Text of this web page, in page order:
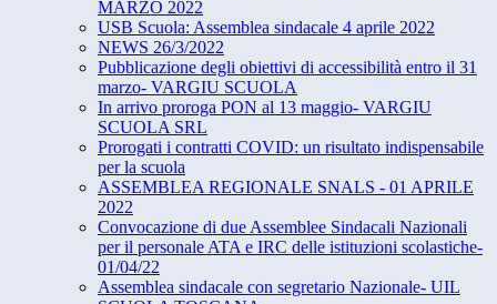
MARZO 2022
USB Scuola: Assemblea sindacale 4 aprile 2022
NEWS 26/3/2022
Pubblicazione degli obiettivi di accessibilità entro il 31
marzo- VARGIU SCUOLA
In arrivo proroga PON al 13 maggio- VARGIU
SCUOLA SRL
Prorogati i contratti COVID: un risultato indispensabile
per la scuola
ASSEMBLEA REGIONALE SNALS - 01 APRILE
2022
Convocazione di due Assemblee Sindacali Nazionali
per il personale ATA e IRC delle istituzioni scolastiche-
01/04/22
Assemblea sindacale con segretario Nazionale- UIL